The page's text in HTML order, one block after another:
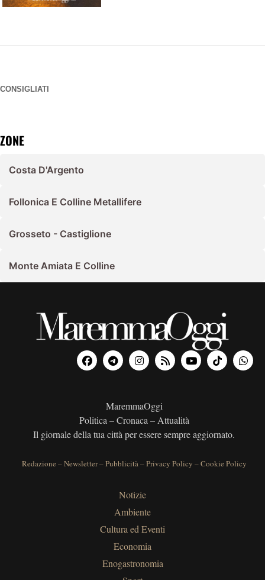
CONSIGLIATI
ZONE
Costa D'Argento
Follonica E Colline Metallifere
Grosseto - Castiglione
Monte Amiata E Colline
MaremmaOggi
Politica – Cronaca – Attualità
Il giornale della tua città per essere sempre aggiornato.
Redazione –Newsletter–Pubblicità–Privacy Policy –Cookie Policy
Notizie
Ambiente
Cultura ed Eventi
Economia
Enogastronomia